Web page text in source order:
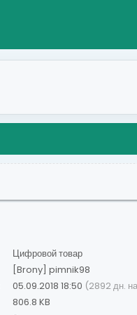
Цифровой товар
[Brony] pimnik98
05.09.2018 18:50 (2892 дн.
806.8 KB